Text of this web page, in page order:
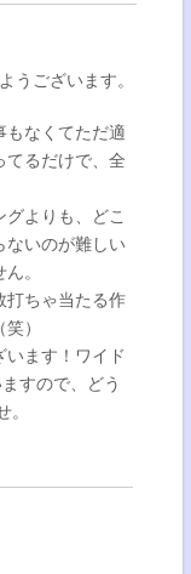
うございます。
もなくてただ適
てるだけで、全
よりも、どこ
ないのが難しい
。
打ちゃ当たる作
）
います！ワイド
すので、どう
。